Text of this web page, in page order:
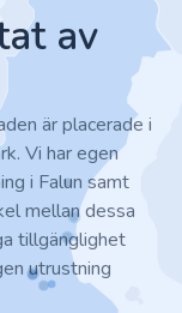
av
är placerade i
Vi har egen
i Falun samt
mellan dessa
tillgänglighet
utrustning